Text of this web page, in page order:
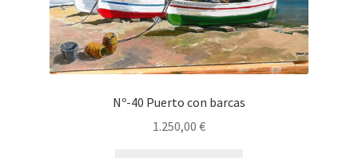
Nº-40 Puerto con barcas
1.250,00 €